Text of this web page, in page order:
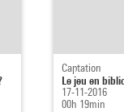
Captation
Le jeu en
17-11-2016
00h 19min